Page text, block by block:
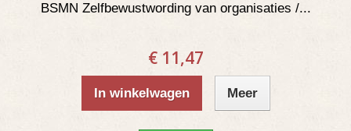
BSMN Zelfbewustwording van organisaties /...
€ 11,47
In winkelwagen Meer